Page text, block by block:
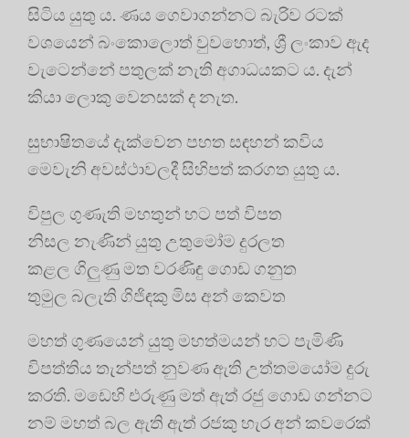
සිටිය යුතු ය. ණය ගෙවාගන්නට බැරිව රටක්
වශයෙන් බංකොලොත් වුවහොත්, ශ්‍රී ලංකාව ඇද
වැටෙන්නේ පතුලක් නැති අගාධයකට ය. දැන්
කියා ලොකු වෙනසක් ද නැත.
සුභාෂිතයේ දැක්වෙන පහත සඳහන් කවිය
මෙවැනි අවස්ථාවලදී සිහිපත් කරගත යුතු ය.
විපුල ගුණැති මහතුන් හට පත් විපත
නිසල නැණින් යුතු උතුමෝම දුරලත
කළල ගිලුණු මත වරණිඳු ගොඩ ගනුත
තුමුල බලැති ගිජිඳකු මිස අන් කෙවත
මහත් ගුණයෙන් යුතු මහත්මයන් හට පැමිණි
විපත්තිය තැන්පත් නුවණ ඇති උත්තමයෝම දුරු
කරති. මඩෙහි එරුණු මත් ඇත් රජු ගොඩ ගන්නට
නම් මහත් බල ඇති ඇත් රජකු හැර අන් කවරෙක්